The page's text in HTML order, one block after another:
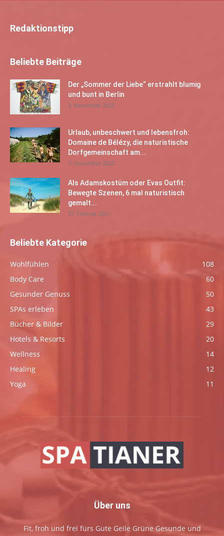
Redaktionstipp
Beliebte Beiträge
Der „Sommer der Liebe“ erstrahlt blumig
und bunt in Berlin
3. November 2022
Urlaub, unbeschwert und lebensfroh:
Domaine de Bélézy, die naturistische
Dorfgemeinschaft am...
3. November 2022
Als Adamskostüm oder Evas Outfit:
Bewegte Szenen, 6 mal naturistisch
gemalt...
27. Februar 2021
Beliebte Kategorie
Wohlfühlen
108
Body Care
60
Gesunder Genuss
50
SPAs erleben
43
Bücher & Bilder
29
Hotels & Resorts
20
Wellness
14
Healing
12
Yoga
11
Über uns
Fit, froh und frei fürs Gute Geile Grüne Gesunde und